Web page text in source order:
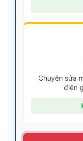
Chuyên sửa
điện